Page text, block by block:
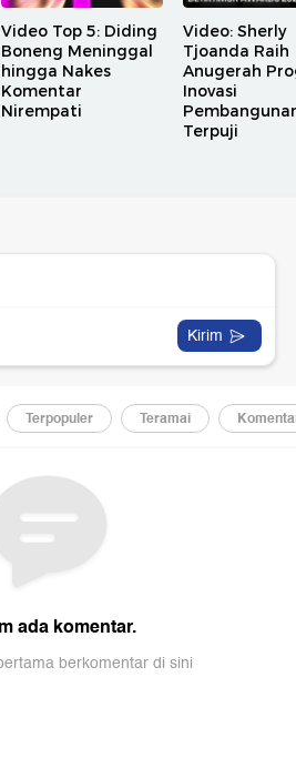
Video Top 5: Diding
Boneng Meninggal
hingga Nakes
Komentar
Nirempati
Video: Sherly
Tjoanda Raih
Anugerah
Inovasi
Terpuji